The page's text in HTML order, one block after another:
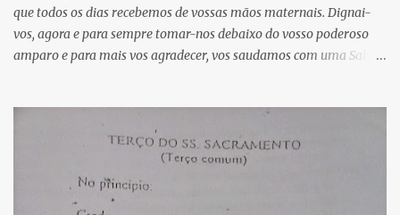
r
i
o
que todos os dias recebemos de vossas mãos maternais. Dignai-
vos, agora e para sempre tomar-nos debaixo do vosso poderoso
amparo e para mais vos agradecer, vos saudamos com uma Salve
lágrimas. Eia, pois, Advogada nossa, estes vossos olhos
misericordiosos a nós volvei, e depois deste desterro, mostrai-nos
Jesus. Bendito é o fruto do vosso ventre, ó clemente, ó piedosa, ó
doce e sempre Virgem Maria. Rogai por nós Santa Mãe de Deus.